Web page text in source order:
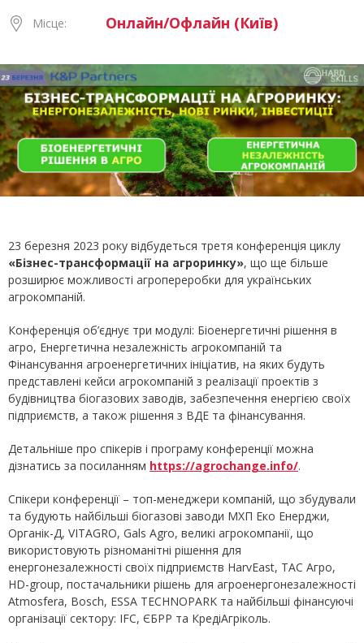
Місце: Онлайн/Офлайн (Київ)
23 березня 2023 року відбудеться третя конференція циклу
«Бізнес-трансформації на агроринку», що ще більше
розширює можливості агропереробки для українських
агрокомпаній.
Конференція об’єднує три модулі: Біоенергетичні рішення в
агро, Енергетична незалежність агрокомпаній та
Фінансування агроенергетичних ініціатив, на яких будуть
представлені кейси агрокомпаній з реалізації проектів з
будівництва біогазових заводів, забезпечення енергією своїх
підприємств, а також рішення з ВДЕ та фінансування.
Детальніше про спікерів і програму конференції можна
дізнатись за посиланням https://agrochange.info/.
Спікери конференції – топ-менеджери компаній, що збудували
та будують найбільші біогазові заводи МХП Еко Енерджи,
Органік-Д, VITAGRO, Gals Agro, великі агрокомпанії, що
використовують різноманітні рішення для
енергонезалежності своїх підприємств HarvEast, ТАС Агро,
HD-group, постачальники рішень для агроенергонезалежності
Atmosfera, Bosch, ESSA TECHNOPARK та найбільші фінансуючі
організації сектору: IFC, ЄБРР та КредіАгріколь.